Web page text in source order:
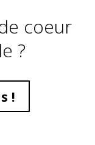
coeur
?
!